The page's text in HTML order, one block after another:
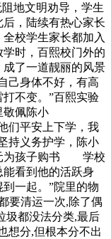
地文明劝导，学生
，陆续有热心家长
校学生家长都加入
时，百熙校门外的
了一道靓丽的风景
身体不好，有高
不变。”百熙实验
敬佩陈小
平安上下学，我
持义务护学，陈小
孩子购书 学校
看到他的活跃身
一起。”院里的物
要清运一次,除了偶
圾都没法分类,最后
想分,但根本分不出